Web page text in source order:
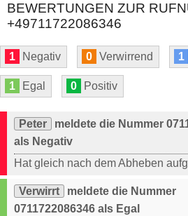
BEWERTUNGEN ZUR
+49711722086346
1 Negativ 0 Verwirrend 1
1 Egal 0 Positiv
Peter
meldete die Nummer
als Negativ
Hat gleich nach dem Abheben
Verwirrt
meldete die Nummer
0711722086346 als Egal